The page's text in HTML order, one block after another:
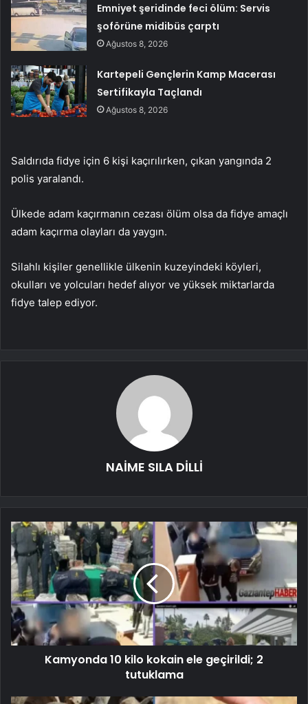
Emniyet şeridinde feci ölüm: Servis
şoförüne midibüs çarptı
Ağustos 8, 2026
Kartepeli Gençlerin Kamp Macerası
Sertifikayla Taçlandı
Ağustos 8, 2026
Saldırıda fidye için 6 kişi kaçırılırken, çıkan yangında 2
polis yaralandı.
Ülkede adam kaçırmanın cezası ölüm olsa da fidye amaçlı
adam kaçırma olayları da yaygın.
Silahlı kişiler genellikle ülkenin kuzeyindeki köyleri,
okulları ve yolcuları hedef alıyor ve yüksek miktarlarda
fidye talep ediyor.
NAİME SILA DİLLİ
Kamyonda 10 kilo kokain ele geçirildi; 2
tutuklama